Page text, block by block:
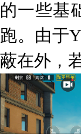
的一些基
跑。由于
蔽在外，